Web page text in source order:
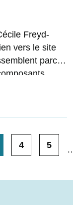
Freyd-
vers le site
parce
4 5